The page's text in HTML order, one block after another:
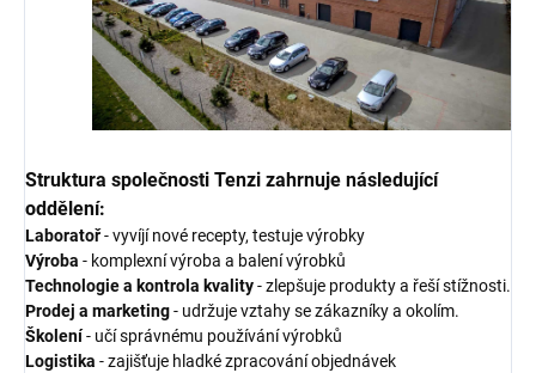
Struktura společnosti Tenzi zahrnuje následující
oddělení:
Laboratoř- vyvíjí nové recepty, testuje výrobky
Výroba - komplexní výroba a balení výrobků
Technologie a kontrola kvality- zlepšuje produkty a řeší stížnosti.
Prodej a marketing- udržuje vztahy se zákazníky a okolím.
Školení- učí správnému používání výrobků
Logistika - zajišťuje hladké zpracování objednávek